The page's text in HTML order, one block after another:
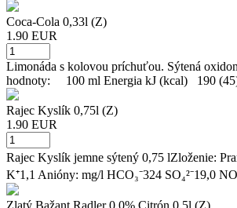
Coca-Cola 0,33l (Z)
1.90 EUR
Limonáda s kolovou príchuťou. Sýtená
hodnoty: 100 ml Energia kJ (kcal) 190
Rajec Kyslík 0,75l (Z)
1.90 EUR
Rajec Kyslík jemne sýtený 0,75 lZloženie:
K⁺1,1 Anióny: mg/l HCO₃⁻324 SO₄²⁻19,0